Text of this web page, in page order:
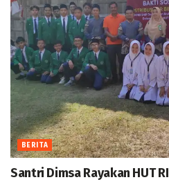
BERITA
Santri Dimsa Rayakan HUT